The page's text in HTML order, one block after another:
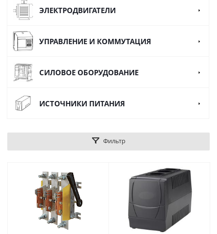
ЭЛЕКТРОДВИГАТЕЛИ
УПРАВЛЕНИЕ И КОММУТАЦИЯ
СИЛОВОЕ ОБОРУДОВАНИЕ
ИСТОЧНИКИ ПИТАНИЯ
Фильтр